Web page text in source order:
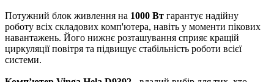
Потужний блок живлення на 1000 Вт гарантує надійну
роботу всіх складових комп'ютера, навіть у моменти пікових
навантажень. Його нижнє розташування сприяє кращій
циркуляції повітря та підвищує стабільність роботи всієї
системи.